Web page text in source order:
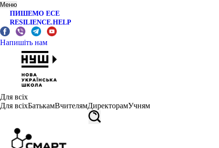
Меню
ПИШЕМО ЕСЕ
RESILIENCE.HELP
Напишіть нам
Для всіх
Для всіхБатькамВчителямДиректорамУчням